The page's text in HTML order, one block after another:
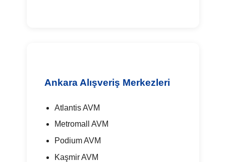
Ankara Alışveriş Merkezleri
Atlantis AVM
Metromall AVM
Podium AVM
Kaşmir AVM